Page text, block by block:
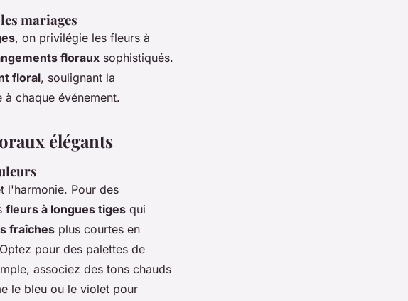
mariages
, on privilégie les fleurs à
floraux sophistiqués.
floral, soulignant la
chaque événement.
élégants
l'harmonie. Pour des
fleurs à longues tiges qui
fraîches plus courtes en
pour des palettes de
associez des tons chauds
le bleu ou le violet pour